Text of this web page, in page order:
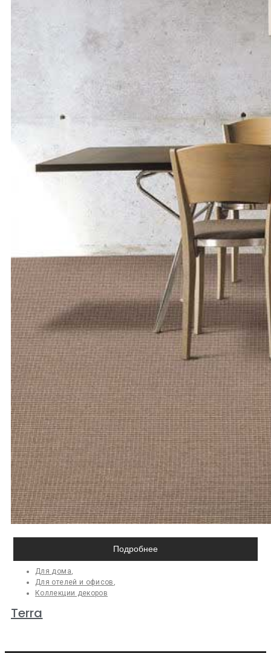
Подробнее
Для дома,
Для отелей и офисов ,
Коллекции декоров
Terra